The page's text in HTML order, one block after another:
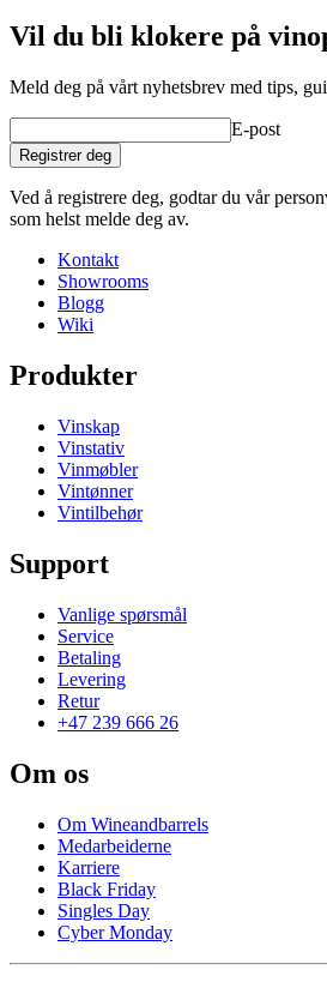
En god vin fortjener et ordentligt glass!
Vil du bli klokere på
Meld deg på vårt nyhetsbrev med tips,
E-post
Registrer deg
Ved å registrere deg, godtar du vår
som helst melde deg av.
Kontakt
Showrooms
Blogg
Wiki
Produkter
Vinskap
Vinstativ
Vinmøbler
Vintønner
Vintilbehør
Support
Vanlige spørsmål
Service
Betaling
Levering
Retur
+47 239 666 26
Om os
Om Wineandbarrels
Medarbeiderne
Karriere
Black Friday
Singles Day
Cyber Monday